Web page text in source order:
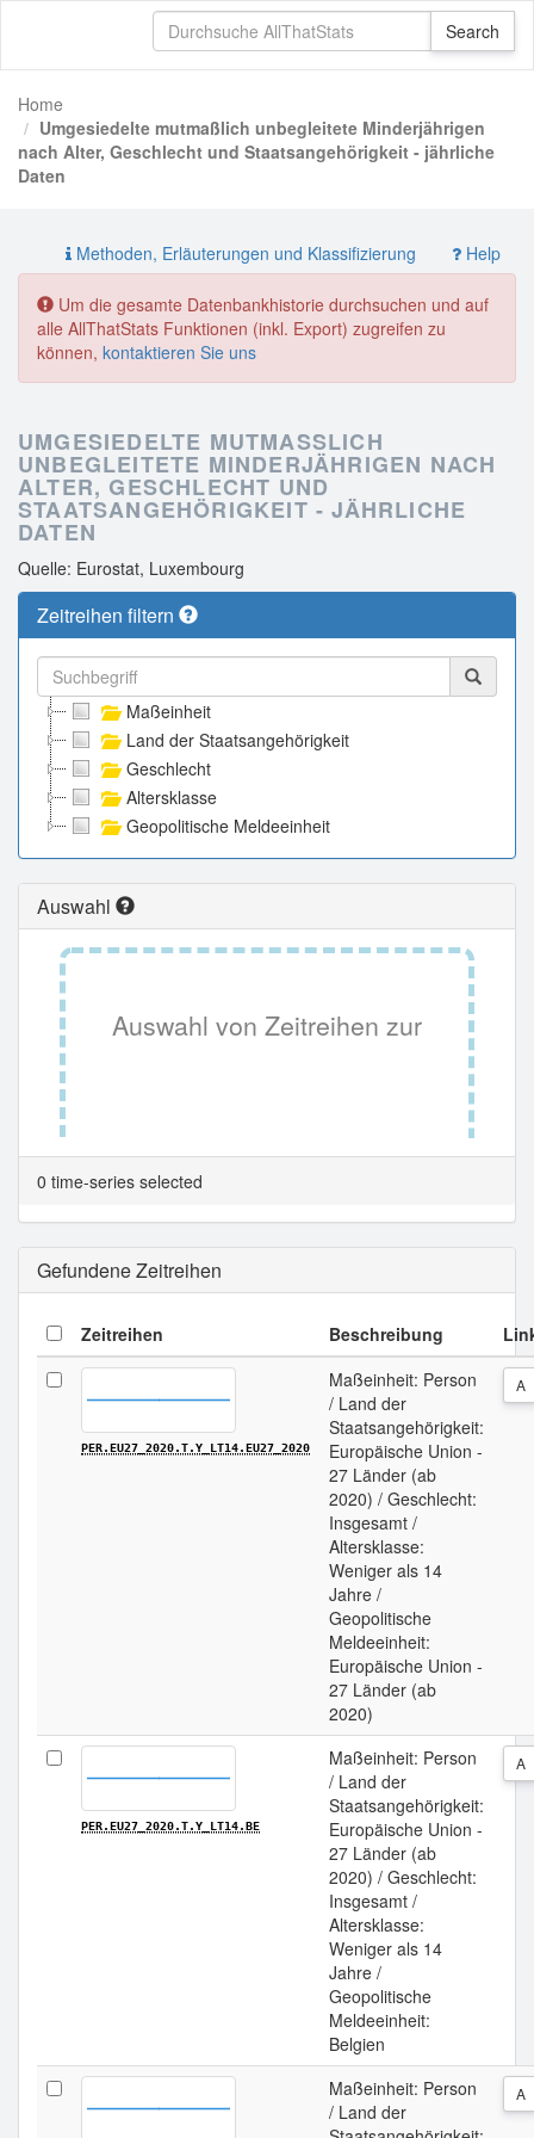
Home
Umgesiedelte mutmaßlich unbegleitete Minderjährigen
nach Alter, Geschlecht und Staatsangehörigkeit - jährliche
Daten
Methoden, Erläuterungen und Klassifizierung Help
Um die gesamte Datenbankhistorie durchsuchen und auf
alle AllThatStats Funktionen (inkl. Export) zugreifen zu
können, kontaktieren Sie uns
UMGESIEDELTE MUTMASSLICH U
NBEGLEITETE MINDERJÄHRIGEN NACH A
LTER, GESCHLECHT UND S
TAATSANGEHÖRIGKEIT - JÄHRLICHE D
ATEN
Quelle: Eurostat, Luxembourg
Zeitreihen filtern
Maßeinheit
Land der Staatsangehörigkeit
Geschlecht
Altersklasse
Geopolitische Meldeeinheit
Auswahl
Auswahl von Zeitreihen zur
Tabellenansicht.
0 time-series selected
Gefundene Zeitreihen
Zeitreihen Beschreibung
PER.EU27_2020.T.Y_LT14.EU27_2020
Maßeinheit: Person
/ Land der
Staatsangehörigkeit:
Europäische Union -
27 Länder (ab
2020) / Geschlecht:
Insgesamt /
Altersklasse:
Weniger als 14
Jahre /
Geopolitische
Meldeeinheit:
Europäische Union -
27 Länder (ab
2020)
A
PER.EU27_2020.T.Y_LT14.BE
Maßeinheit: Person
/ Land der
Staatsangehörigkeit:
Europäische Union -
27 Länder (ab
2020) / Geschlecht:
Insgesamt /
Altersklasse:
Weniger als 14
Jahre /
Geopolitische
Meldeeinheit:
Belgien
A
Maßeinheit: Person
/ Land der
A